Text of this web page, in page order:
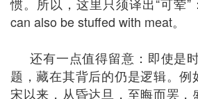
惯。所以，这里只须译出“可荤”
can also be stuffed with meat。
还有一点值得留意：即使是
题，藏在其背后的仍是逻辑。例
宋以来，从昏达旦，至晦而罢，